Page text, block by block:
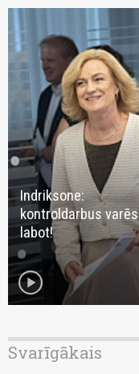
Indriksone:
kontroldarbus varēs
labot!
play_circle
Svarīgākais